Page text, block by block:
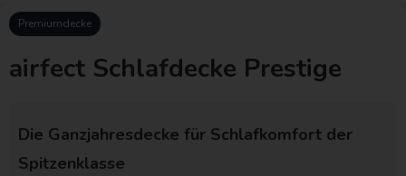
Premiumdecke
airfect Schlafdecke Prestige
Die Ganzjahresdecke für Schlafkomfort der
Spitzenklasse